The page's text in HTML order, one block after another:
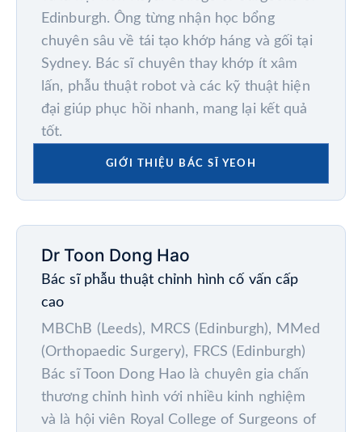
Edinburgh. Ông từng nhận học bổng
chuyên sâu về tái tạo khớp háng và gối tại
Sydney. Bác sĩ chuyên thay khớp ít xâm
lấn, phẫu thuật robot và các kỹ thuật hiện
đại giúp phục hồi nhanh, mang lại kết quả
tốt.
GIỚI THIỆU BÁC SĨ YEOH
Dr Toon Dong Hao
Bác sĩ phẫu thuật chỉnh hình cố vấn cấp
cao
MBChB (Leeds), MRCS (Edinburgh), MMed
(Orthopaedic Surgery), FRCS (Edinburgh)
Bác sĩ Toon Dong Hao là chuyên gia chấn
thương chỉnh hình với nhiều kinh nghiệm
và là hội viên Royal College of Surgeons of